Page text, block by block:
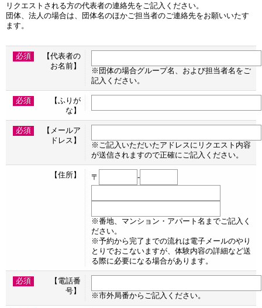
リクエストされる方の代表者の連絡先をご記入ください。
団体、法人の場合は、団体名のほかご担当者のご連絡先をお願いいたす
ます。
必須
【代表者の
お名前】
※団体の場合グループ名、および担当者名をご
記入ください。
必須
【ふりが
な】
必須
【メールア
ドレス】
※ご記入いただいたアドレスにリクエスト内容
が送信されますので正確にご記入ください。
【住所】 〒 -
※番地、マンション・アパート名までご記入く
ださい。
※予約から完了までの流れは電子メールのやり
とりでおこないますが、体験内容の詳細など送
る際に必要になる場合があります。
必須
【電話番
号】
※市外局番からご記入ください。